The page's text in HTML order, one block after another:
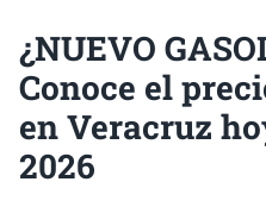
¿NUEVO
Conoce el
en Veracruz
2026